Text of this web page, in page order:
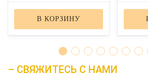
В КОРЗИНУ
– СВЯЖИТЕСЬ С НАМИ